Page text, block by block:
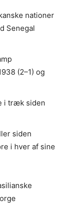
nationer
Senegal
(2–1) og
i træk siden
siden
i hver af sine